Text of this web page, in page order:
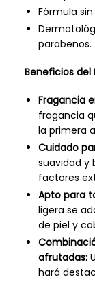
Fórmula
parabenos.
Beneficios del
Fragancia
fragancia
la primera
Cuidado
suavidad y
factores
Apto para
ligera se
de piel y
afrutadas:
hará